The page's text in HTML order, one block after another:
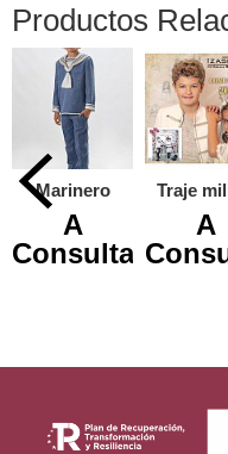
Productos
Marinero
A
Consultar
Traje
A